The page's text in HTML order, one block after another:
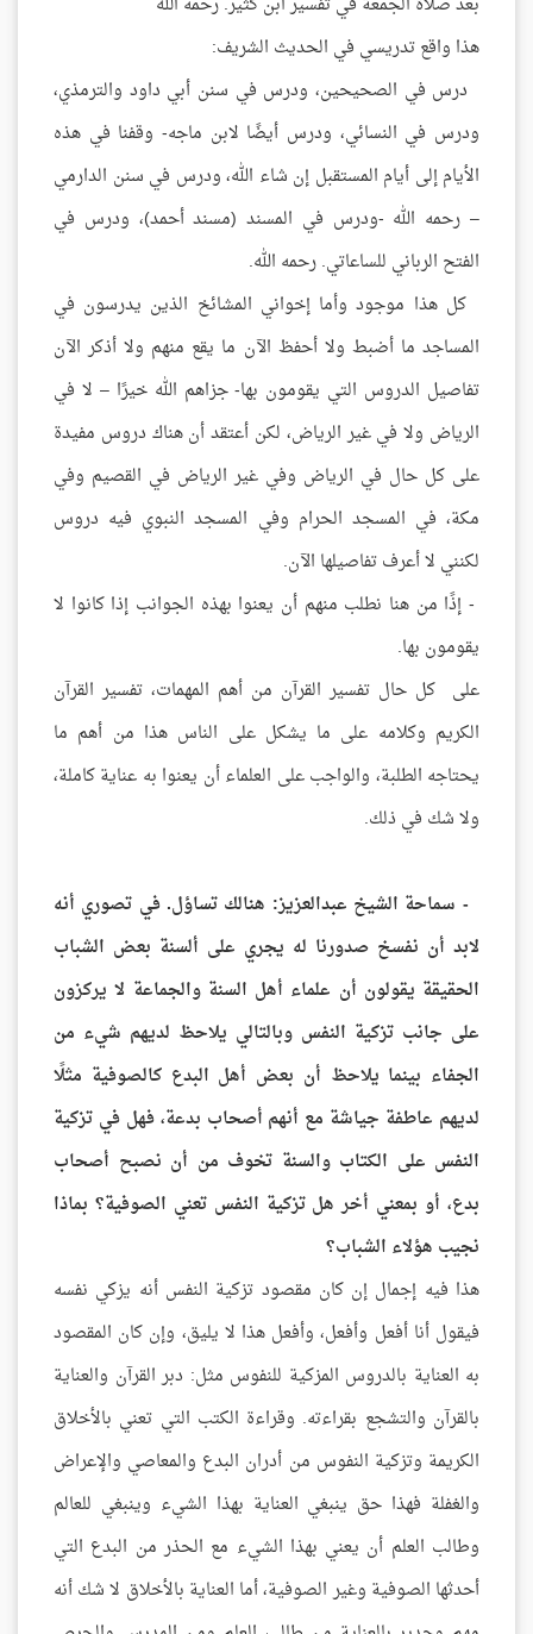
هذا واقع تدريسي في الحديث الشريف:
درس في الصحيحين، ودرس في سنن أبي داود والترمذي،
ودرس في النسائي، ودرس أيضًا لابن ماجه- وقفنا في هذه
الأيام إلى أيام المستقبل إن شاء الله، ودرس في سنن الدارمي
– رحمه الله -ودرس في المسند (مسند أحمد)، ودرس في
الفتح الرباني للساعاتي. رحمه الله.
كل هذا موجود وأما إخواني المشائخ الذين يدرسون في
المساجد ما أضبط ولا أحفظ الآن ما يقع منهم ولا أذكر الآن
تفاصيل الدروس التي يقومون بها- جزاهم الله خيرًا – لا في
الرياض ولا في غير الرياض، لكن أعتقد أن هناك دروس مفيدة
على كل حال في الرياض وفي غير الرياض في القصيم وفي
مكة، في المسجد الحرام وفي المسجد النبوي فيه دروس
لكنني لا أعرف تفاصيلها الآن.
- إذًا من هنا نطلب منهم أن يعنوا بهذه الجوانب إذا كانوا لا
يقومون بها.
على كل حال تفسير القرآن من أهم المهمات، تفسير القرآن
الكريم وكلامه على ما يشكل على الناس هذا من أهم ما
يحتاجه الطلبة، والواجب على العلماء أن يعنوا به عناية كاملة،
ولا شك في ذلك.
- سماحة الشيخ عبدالعزيز: هنالك تساؤل. في تصوري أنه
لابد أن نفسخ صدورنا له يجري على ألسنة بعض الشباب
الحقيقة يقولون أن علماء أهل السنة والجماعة لا يركزون
على جانب تزكية النفس وبالتالي يلاحظ لديهم شيء من
الجفاء بينما يلاحظ أن بعض أهل البدع كالصوفية مثلًا
لديهم عاطفة جياشة مع أنهم أصحاب بدعة، فهل في تزكية
النفس على الكتاب والسنة تخوف من أن نصبح أصحاب
بدع، أو بمعني أخر هل تزكية النفس تعني الصوفية؟ بماذا
نجيب هؤلاء الشباب؟
هذا فيه إجمال إن كان مقصود تزكية النفس أنه يزكي نفسه
فيقول أنا أفعل وأفعل، وأفعل هذا لا يليق، وإن كان المقصود
به العناية بالدروس المزكية للنفوس مثل: دبر القرآن والعناية
بالقرآن والتشجع بقراءته. وقراءة الكتب التي تعني بالأخلاق
الكريمة وتزكية النفوس من أدران البدع والمعاصي والإعراض
والغفلة فهذا حق ينبغي العناية بهذا الشيء وينبغي للعالم
وطالب العلم أن يعني بهذا الشيء مع الحذر من البدع التي
أحدثها الصوفية وغير الصوفية، أما العناية بالأخلاق لا شك أنه